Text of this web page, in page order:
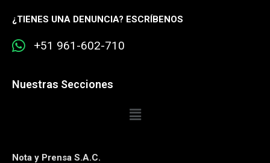
¿TIENES UNA DENUNCIA? ESCRÍBENOS
+51 961-602-710
Nuestras Secciones
Nota y Prensa S.A.C.